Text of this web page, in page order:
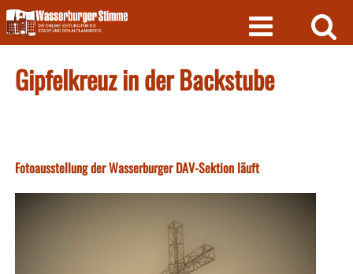
Skip
to
content
Gipfelkreuz in der Backstube
Fotoausstellung der Wasserburger DAV-Sektion läuft